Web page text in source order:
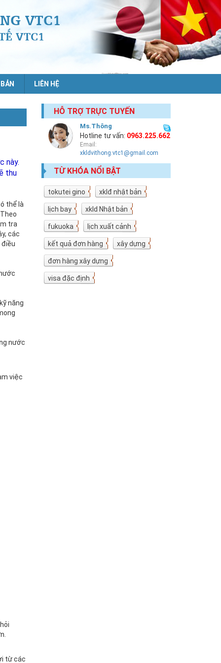
VTC1
VTC1
LIÊN HỆ
này.
thu
thể là
tra
các
điều
năng
nước
việc
từ các
HỖ TRỢ TRỰC TUYẾN
Ms.Thông
Hotline tư vấn: 0963.225.662
Email:
xkldvithong.vtc1@gmail.com
TỪ KHÓA NỔI BẬT
tokutei gino
19 xklđ nhật bản
18
lịch bay
10 xkld Nhật bản
9
fukuoka
7 lịch xuất cảnh
7
kết quả đơn hàng
5 xây dựng
4
đơn hàng xây dựng
4
visa đặc định
3